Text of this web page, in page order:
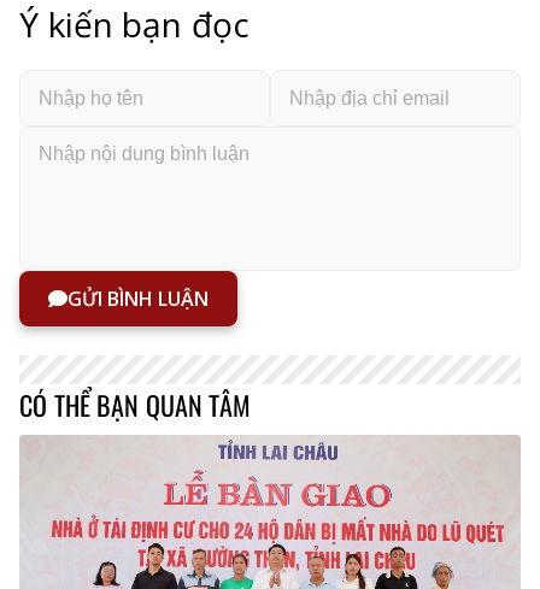
Ý kiến bạn đọc
GỬI BÌNH LUẬN
CÓ THỂ BẠN QUAN TÂM